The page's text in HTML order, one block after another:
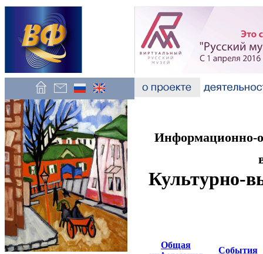
Информационно-
Культурно-
Общая
События